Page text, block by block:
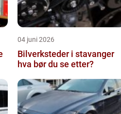
04 juni 2026
Bilverksteder i stavanger
hva bør du se etter?